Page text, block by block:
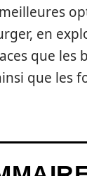
en
que les
que les